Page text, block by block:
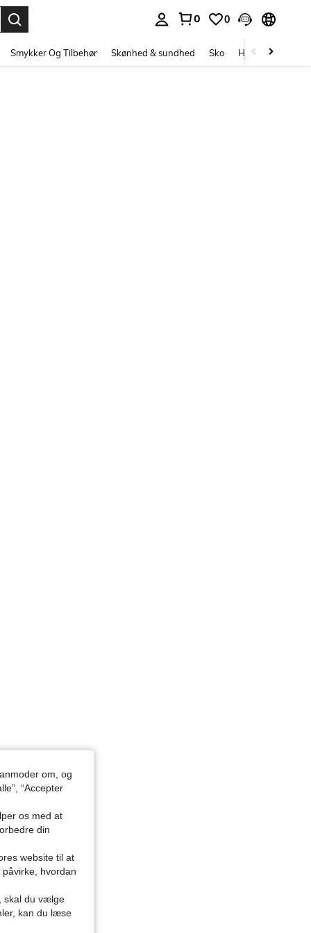
0 0
Smykker Og Tilbehør Skønhed & sundhed Sko Hjem Tekstiler
om, og
“Accepter
os med at
din
website til at
hvordan
skal du vælge
kan du læse